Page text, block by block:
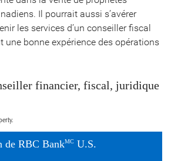
Il pourrait aussi s’avérer
les services d’un conseiller fiscal
une bonne expérience des opérations
financier, fiscal, juridique
de RBC BankMCU.S.